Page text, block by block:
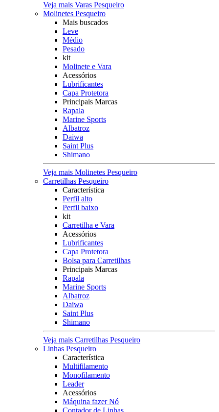
Veja mais Varas Pesqueiro
Molinetes Pesqueiro
Mais buscados
Leve
Médio
Pesado
kit
Molinete e Vara
Acessórios
Lubrificantes
Capa Protetora
Principais Marcas
Rapala
Marine Sports
Albatroz
Daiwa
Saint Plus
Shimano
Veja mais Molinetes Pesqueiro
Carretilhas Pesqueiro
Característica
Perfil alto
Perfil baixo
kit
Carretilha e Vara
Acessórios
Lubrificantes
Capa Protetora
Bolsa para Carretilhas
Principais Marcas
Rapala
Marine Sports
Albatroz
Daiwa
Saint Plus
Shimano
Veja mais Carretilhas Pesqueiro
Linhas Pesqueiro
Característica
Multifilamento
Monofilamento
Leader
Acessórios
Máquina fazer Nó
Contador de Linhas